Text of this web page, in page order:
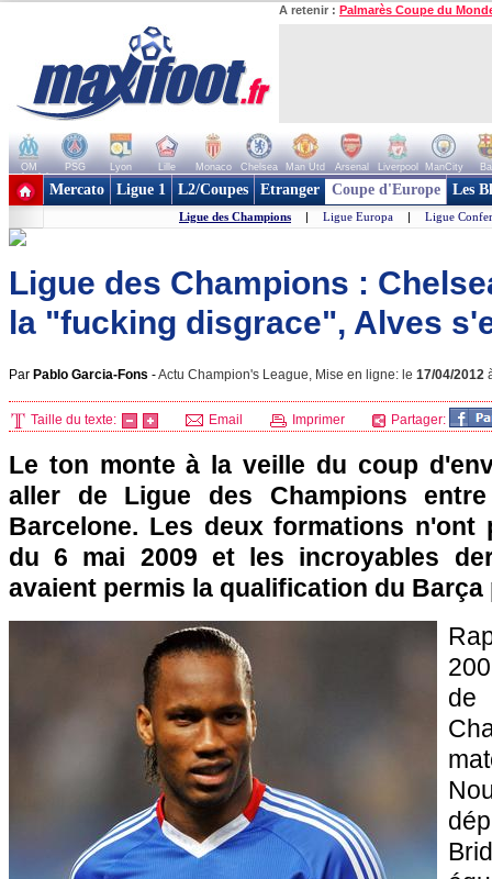
A retenir : Palmarès Coupe du
OM PSG Lyon Lille Monaco Chelsea Man Utd Arsenal Liverpool ManCity
+ de clubs
Mercato Ligue 1 L2/Coupes Etranger Coupe d'Europe Les
Ligue des Champions | Ligue Europa | Ligue
Ligue des Champions :
la "fucking disgrace", Alves
Par Pablo Garcia-Fons -Actu Champion's League, Mise en ligne: le 17/04/2012
Taille du texte: Email Imprimer Partager:
Le ton monte à la veille du coup
aller de Ligue des Champions
Barcelone. Les deux formations n'ont
du 6 mai 2009 et les incroyables
avaient permis la qualification du Barça